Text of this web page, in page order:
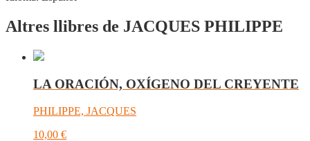
Altres llibres de JACQUES PHILIPPE
LA ORACIÓN, OXÍGENO DEL CREYENTE
PHILIPPE, JACQUES
10,00 €